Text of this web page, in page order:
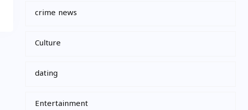
crime news
Culture
dating
Entertainment